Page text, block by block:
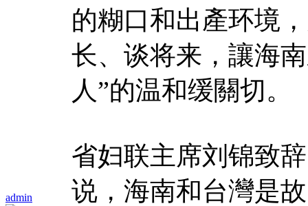
admin
的糊口和出產环境
长、谈将来，讓海
人”的温和缓關切。
省妇联主席刘锦致
说，海南和台灣是